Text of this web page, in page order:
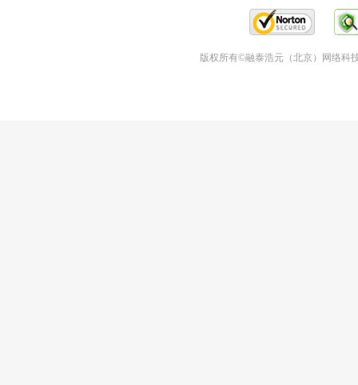
版权所有©融泰浩元（北京）网络科